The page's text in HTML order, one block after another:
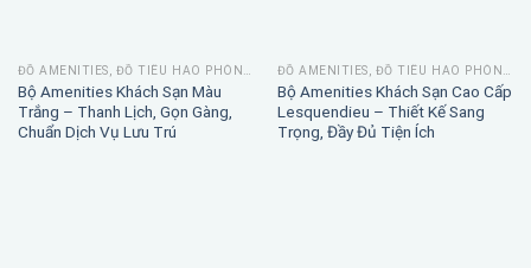
ĐỒ AMENITIES, ĐỒ TIÊU HAO PHÒNG TẮM
Bộ Amenities Khách Sạn Màu
Trắng – Thanh Lịch, Gọn Gàng,
Chuẩn Dịch Vụ Lưu Trú
ĐỒ AMENITIES, ĐỒ TIÊU HAO PHÒNG TẮM
Bộ Amenities Khách Sạn Cao Cấp
Lesquendieu – Thiết Kế Sang
Trọng, Đầy Đủ Tiện Ích